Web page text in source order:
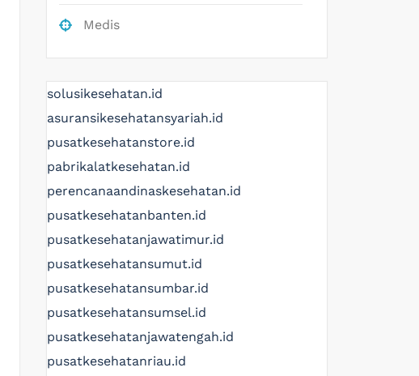
Medis
solusikesehatan.id
asuransikesehatansyariah.id
pusatkesehatanstore.id
pabrikalatkesehatan.id
perencanaandinaskesehatan.id
pusatkesehatanbanten.id
pusatkesehatanjawatimur.id
pusatkesehatansumut.id
pusatkesehatansumbar.id
pusatkesehatansumsel.id
pusatkesehatanjawatengah.id
pusatkesehatanriau.id